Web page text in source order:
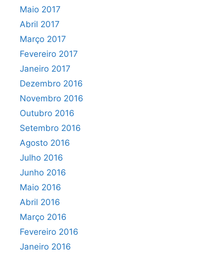
Maio 2017
Abril 2017
Março 2017
Fevereiro 2017
Janeiro 2017
Dezembro 2016
Novembro 2016
Outubro 2016
Setembro 2016
Agosto 2016
Julho 2016
Junho 2016
Maio 2016
Abril 2016
Março 2016
Fevereiro 2016
Janeiro 2016